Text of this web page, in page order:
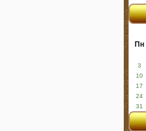
Пн
3
10
17
24
31